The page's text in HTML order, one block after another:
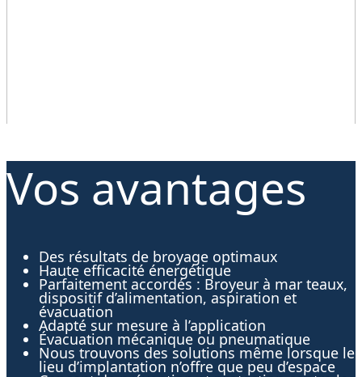
Vos avantages
Des résultats de broyage optimaux
Haute efficacité énergétique
Parfaitement accordés : Broyeur à mar teaux,
dispositif d’alimentation, aspiration et
évacuation
Adapté sur mesure à l’application
Évacuation mécanique ou pneumatique
Nous trouvons des solutions même lorsque le
lieu d’implantation n’offre que peu d’espace